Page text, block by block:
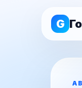
G